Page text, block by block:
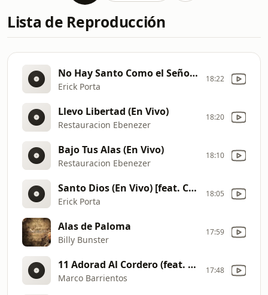
Lista de Reproducción
No Hay Santo Como el Señor (En Vivo) [feat. Tony Pérez]
Erick Porta
18:22
Llevo Libertad (En Vivo)
Restauracion Ebenezer
18:20
Bajo Tus Alas (En Vivo)
Restauracion Ebenezer
18:10
Santo Dios (En Vivo) [feat. Chuy Becerra]
Erick Porta
18:05
Alas de Paloma
Billy Bunster
17:59
11 Adorad Al Cordero (feat. Kike Pavon)
Marco Barrientos
17:48